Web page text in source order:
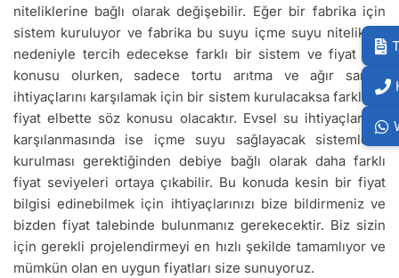
niteliklerine bağlı olarak değişebilir. Eğer bir fabrika için
sistem kuruluyor ve fabrika bu suyu içme suyu nitelikleri
nedeniyle tercih edecekse farklı bir sistem ve fiyat söz
konusu olurken, sadece tortu arıtma ve ağır sanayi
ihtiyaçlarını karşılamak için bir sistem kurulacaksa farklı bir
fiyat elbette söz konusu olacaktır. Evsel su ihtiyaçlarının
karşılanmasında ise içme suyu sağlayacak sistemlerin
kurulması gerektiğinden debiye bağlı olarak daha farklı
fiyat seviyeleri ortaya çıkabilir. Bu konuda kesin bir fiyat
bilgisi edinebilmek için ihtiyaçlarınızı bize bildirmeniz ve
bizden fiyat talebinde bulunmanız gerekecektir. Biz sizin
için gerekli projelendirmeyi en hızlı şekilde tamamlıyor ve
mümkün olan en uygun fiyatları size sunuyoruz.